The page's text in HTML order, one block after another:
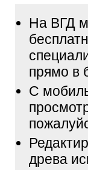
На ВГД
прямо в
С
древа